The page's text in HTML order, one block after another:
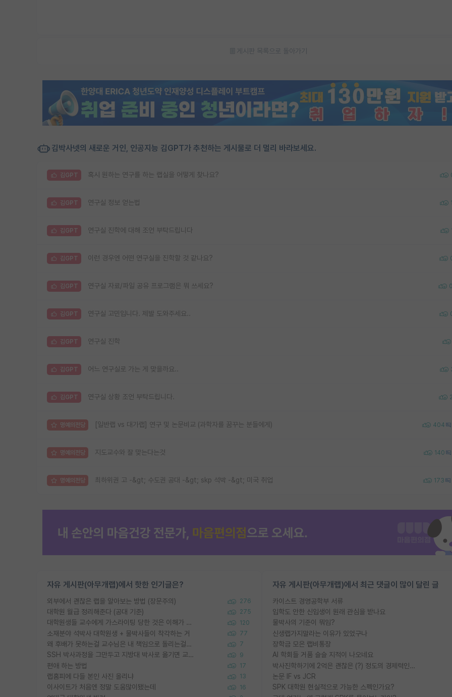
게시판 목록으로 돌아가기
김박사넷의 새로운 거인, 인공지능 김GPT가 추천하는 게시물로 더 멀리 바라보세요.
김GPT 혹시 원하는 연구를 하는 랩실을 어떻게 찾나요?
김GPT 연구실 정보 얻는법 1
김GPT 연구실 진학에 대해 조언 부탁드립니다
김GPT 이런 경우엔 어떤 연구실을 진학할 것 같나요?
김GPT 연구실 자료/파일 공유 프로그램은 뭐 쓰세요? 0
김GPT 연구실 고민입니다. 제발 도와주세요..
김GPT 연구실 진학
김GPT 어느 연구실로 가는 게 맞을까요..
김GPT 연구실 상황 조언 부탁드립니다. 2
명예의전당 [일반랩 vs 대가랩] 연구 및 논문비교 (과학자를 꿈꾸는 분들에게) 404
명예의전당 지도교수와 잘 맞는다는것 140
명예의전당 최하위권 고 -&gt; 수도권 공대 -&gt; skp 석박 -&gt; 미국 취업 173
자유 게시판(아무개랩)에서 핫한 인기글은?
외부에서 괜찮은 랩을 알아보는 방법 (장문주의) 276
대학원 월급 정리해준다 (공대 기준) 275
대학원생들 교수에게 가스라이팅 당한 것은 이해가 갑니다. 안타깝네요. 120
소재분야 석박사 대학원생 + 물박사들이 착각하는 거 77
왜 후배가 못하는걸 교수님은 내 책임으로 돌리는걸까요? 7
SSH 박사과정을 그만두고 지방대 박사로 옮기면 교수의 꿈은 끝일까요? 9
편애 하는 방법 17
랩홈피에 다들 본인 사진 올리냐 13
이사이트가 처음엔 정말 도움많이됐는데 16
자유 게시판(아무개랩)에서 최근 댓글이 많이 달린 글
카이스트 경영공학부 서류
입학도 안한 신입생이 원래 관심을 받나요
물박사의 기준이 뭐임?
신생랩가지말라는 이유가 있었구나
장학금 모은 랩비통장
AI 학회들 거품 슬슬 지적이 나오네요
박사진학하기에 2억은 괜찮은 (?) 정도의 경제력인가요
논문 IF vs JCR
SPK 대학원 현실적으로 가능한 스펙인가요?